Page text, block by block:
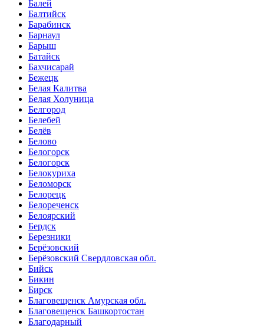
Балей
Балтийск
Барабинск
Барнаул
Барыш
Батайск
Бахчисарай
Бежецк
Белая Калитва
Белая Холуница
Белгород
Белебей
Белёв
Белово
Белогорск
Белогорск
Белокуриха
Беломорск
Белорецк
Белореченск
Белоярский
Бердск
Березники
Берёзовский
Берёзовский Свердловская обл.
Бийск
Бикин
Бирск
Благовещенск Амурская обл.
Благовещенск Башкортостан
Благодарный